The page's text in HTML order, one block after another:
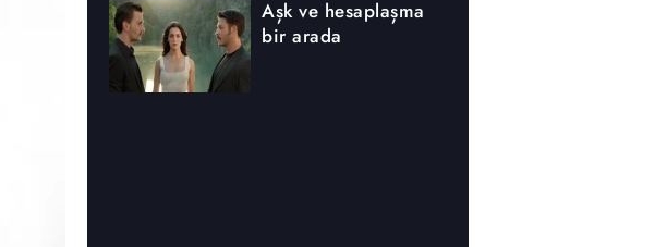
Aşk ve hesaplaşma
bir arada